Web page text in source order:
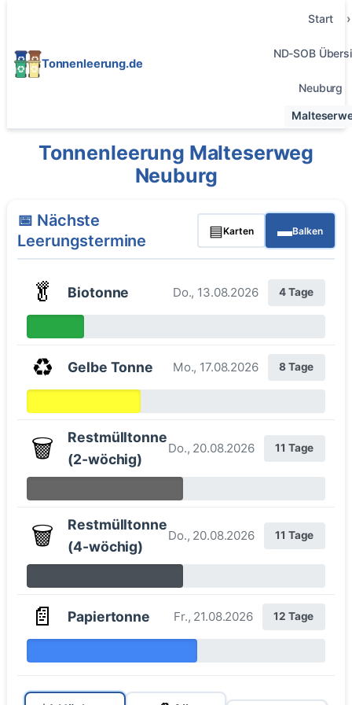
Tonnenleerung.de
Start
ND-SOB
Neuburg
Tonnenleerung Malteserweg
Neuburg
📅 Nächste
Leerungstermine
▤Karten ▬Balken
🥬 Biotonne Do., 13.08.2026 4 Tage
♻️ Gelbe Tonne Mo., 17.08.2026 8 Tage
🗑️
Restmülltonne
(2-wöchig)
Do., 20.08.2026 11 Tage
🗑️
Restmülltonne
(4-wöchig)
Do., 20.08.2026 11 Tage
📄 Papiertonne Fr., 21.08.2026 12 Tage